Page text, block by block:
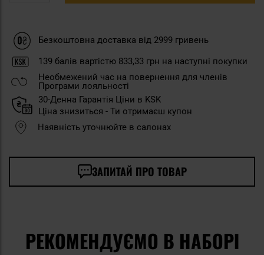
Безкоштовна доставка від 2999 гривень
139 балів вартістю 833,33 грн на наступні покупки
Необмежений час на повернення для членів
Програми лояльності
30-Денна Гарантія Ціни в KSK
Ціна знизиться - Ти отримаєш купон
Наявність уточнюйте в салонах
ЗАПИТАЙ ПРО ТОВАР
РЕКОМЕНДУЄМО В НАБОРІ